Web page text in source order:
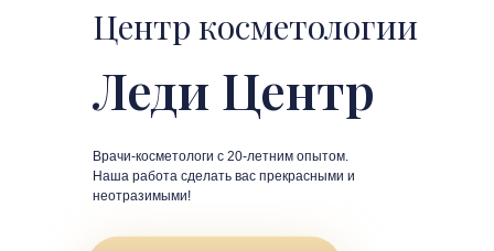
Центр косметологии
Леди Центр
Врачи-косметологи с 20-летним опытом.
Наша работа сделать вас прекрасными и
неотразимыми!